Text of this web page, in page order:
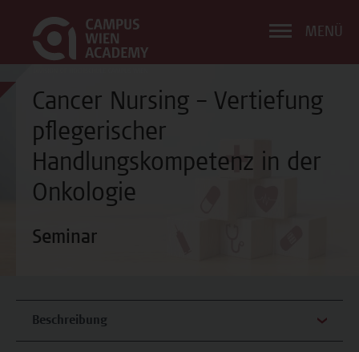
MENÜ
Cancer Nursing – Vertiefung
pflegerischer
Handlungskompetenz in der
Onkologie
Seminar
Beschreibung